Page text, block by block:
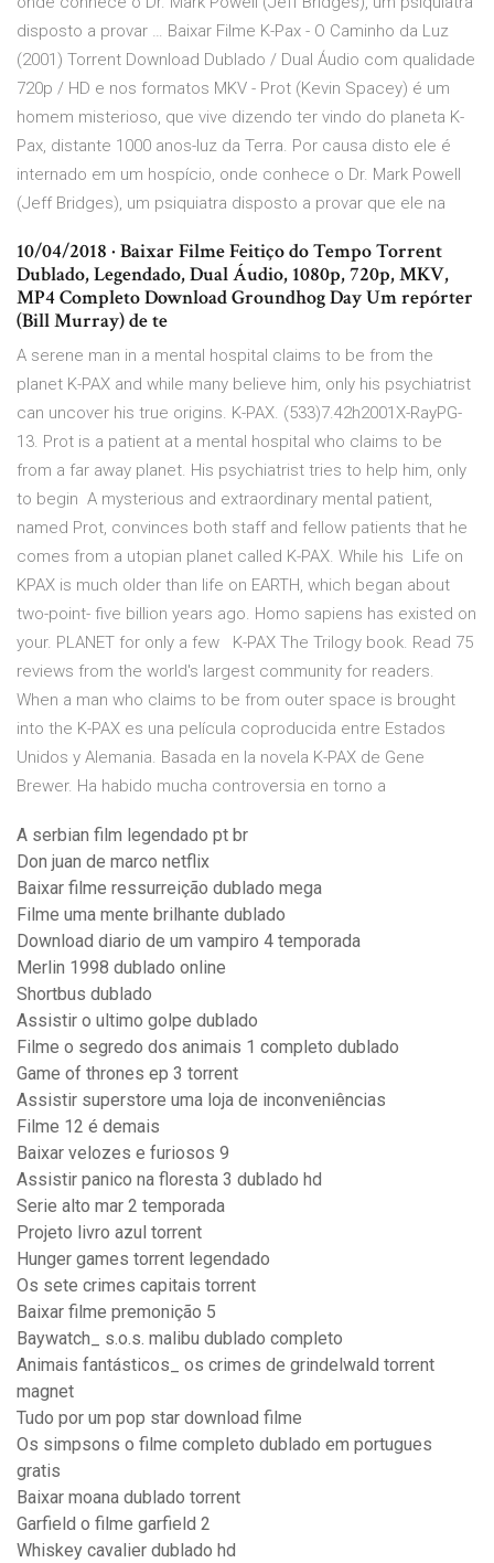
disposto a provar … Baixar Filme K-Pax - O Caminho da Luz
(2001) Torrent Download Dublado / Dual Áudio com qualidade
720p / HD e nos formatos MKV - Prot (Kevin Spacey) é um
homem misterioso, que vive dizendo ter vindo do planeta K-
Pax, distante 1000 anos-luz da Terra. Por causa disto ele é
internado em um hospício, onde conhece o Dr. Mark Powell
(Jeff Bridges), um psiquiatra disposto a provar que ele na
10/04/2018 · Baixar Filme Feitiço do Tempo Torrent
Dublado, Legendado, Dual Áudio, 1080p, 720p, MKV,
MP4 Completo Download Groundhog Day Um repórter
(Bill Murray) de te
A serene man in a mental hospital claims to be from the
planet K-PAX and while many believe him, only his psychiatrist
can uncover his true origins. K-PAX. (533)7.42h2001X-RayPG-
13. Prot is a patient at a mental hospital who claims to be
from a far away planet. His psychiatrist tries to help him, only
to begin A mysterious and extraordinary mental patient,
named Prot, convinces both staff and fellow patients that he
comes from a utopian planet called K-PAX. While his Life on
KPAX is much older than life on EARTH, which began about
two-point- five billion years ago. Homo sapiens has existed on
your. PLANET for only a few K-PAX The Trilogy book. Read 75
reviews from the world's largest community for readers.
When a man who claims to be from outer space is brought
into the K-PAX es una película coproducida entre Estados
Unidos y Alemania. Basada en la novela K-PAX de Gene
Brewer. Ha habido mucha controversia en torno a
A serbian film legendado pt br
Don juan de marco netflix
Baixar filme ressurreição dublado mega
Filme uma mente brilhante dublado
Download diario de um vampiro 4 temporada
Merlin 1998 dublado online
Shortbus dublado
Assistir o ultimo golpe dublado
Filme o segredo dos animais 1 completo dublado
Game of thrones ep 3 torrent
Assistir superstore uma loja de inconveniências
Filme 12 é demais
Baixar velozes e furiosos 9
Assistir panico na floresta 3 dublado hd
Serie alto mar 2 temporada
Projeto livro azul torrent
Hunger games torrent legendado
Os sete crimes capitais torrent
Baixar filme premonição 5
Baywatch_ s.o.s. malibu dublado completo
Animais fantásticos_ os crimes de grindelwald torrent
magnet
Tudo por um pop star download filme
Os simpsons o filme completo dublado em portugues
gratis
Baixar moana dublado torrent
Garfield o filme garfield 2
Whiskey cavalier dublado hd